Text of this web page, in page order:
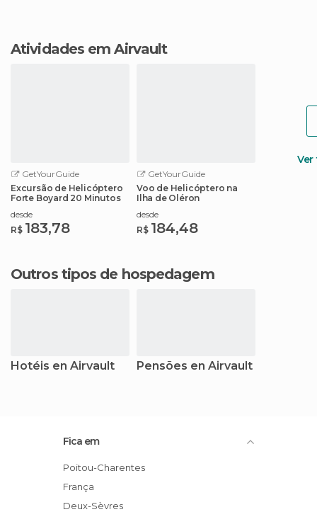
Atividades em Airvault
GetYourGuide
Excursão de Helicóptero
Forte Boyard 20 Minutos
desde
R$ 183,78
GetYourGuide
Voo de Helicóptero na
Ilha de Oléron
desde
R$ 184,48
Outros tipos de hospedagem
Hotéis en Airvault Pensões en Airvault
Fica em
Poitou-Charentes
França
Deux-Sèvres